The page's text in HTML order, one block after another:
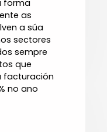
forma
as
a súa
sectores
sempre
que
facturación
no ano